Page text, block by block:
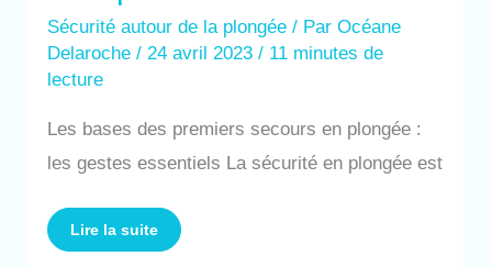
Sécurité autour de la plongée / ParOcéane
Delaroche/24 avril 2023/ 11 minutes de
lecture
Les bases des premiers secours en plongée :
les gestes essentiels La sécurité en plongée est
Lire la suite